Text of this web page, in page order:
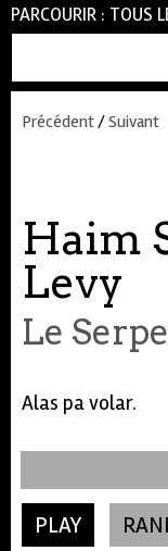
PARCOURIR : TOUS
Précédent/Suivant
Haim
Levy
Le
Alas pa volar.
PLAY